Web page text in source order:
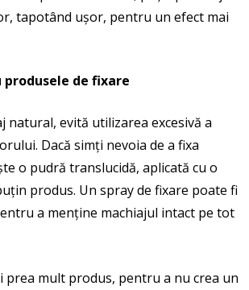
tapotând ușor, pentru un efect mai
produsele de fixare
natural, evită utilizarea excesivă a
Dacă simți nevoia de a fixa
o pudră translucidă, aplicată cu o
produs. Un spray de fixare poate fi
a menține machiajul intact pe tot
mult produs, pentru a nu crea un